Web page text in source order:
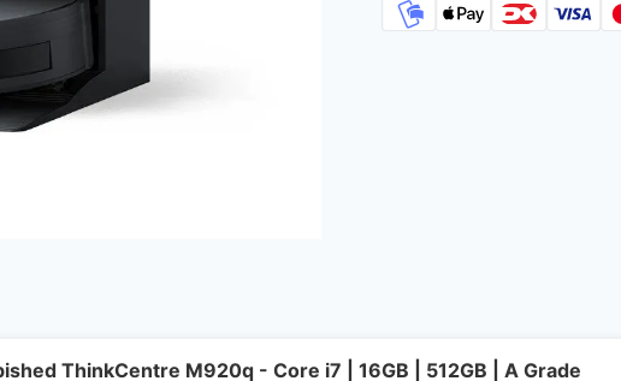
ThinkCentre M920q - Core i7 | 16GB | 512GB | A Grade